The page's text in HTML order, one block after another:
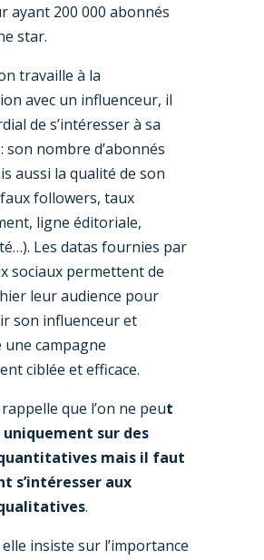
ayant 200 000 abonnés
star.
travaille à la
avec un influenceur, il
de s’intéresser à sa
son nombre d’abonnés
aussi la qualité de son
followers, taux
ligne éditoriale,
Les datas fournies par
sociaux permettent de
leur audience pour
son influenceur et
campagne
ciblée et efficace.
que l’on ne peut
sur des
mais il faut
s’intéresser aux
.
insiste sur l’importance